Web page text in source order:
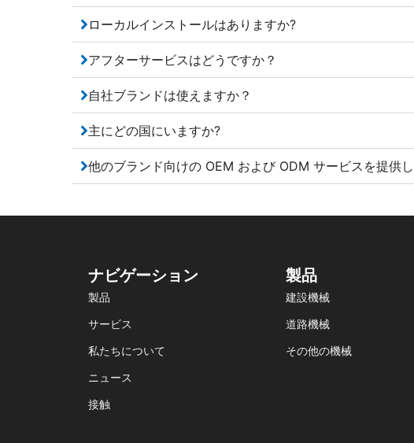
ローカルインストールはありますか?
アフターサービスはどうですか？
自社ブランドは使えますか？
主にどの国にいますか?
他のブランド向けの OEM および ODM サービスを提供
ナビゲーション
製品
サービス
私たちについて
ニュース
接触
製品
建設機械
道路機械
その他の機械